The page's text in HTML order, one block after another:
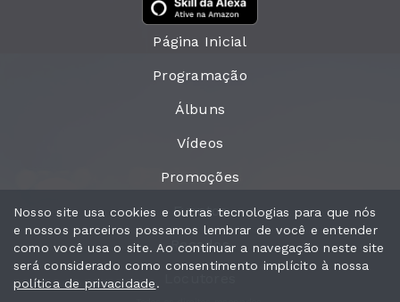
Página Inicial
Programação
Álbuns
Vídeos
Promoções
Eventos
Recados
Nosso site usa cookies e outras tecnologias para que nós
e nossos parceiros possamos lembrar de você e entender
como você usa o site. Ao continuar a navegação neste site
será considerado como consentimento implícito à nossa
política de privacidade.